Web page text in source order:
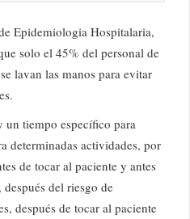
Epidemiologia Hospitalaria,
solo el 45% del personal de
lavan las manos para evitar
tiempo específico para
determinadas actividades, por
de tocar al paciente y antes
del riesgo de
después de tocar al paciente